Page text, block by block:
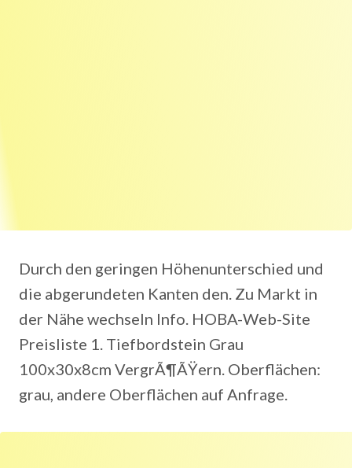
Durch den geringen Höhenunterschied und
die abgerundeten Kanten den. Zu Markt in
der Nähe wechseln Info. HOBA-Web-Site
Preisliste 1. Tiefbordstein Grau
100x30x8cm VergrÃ¶ÃŸern. Oberflächen:
grau, andere Oberflächen auf Anfrage.